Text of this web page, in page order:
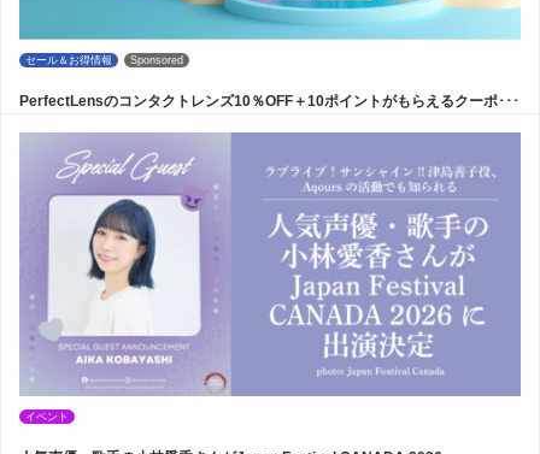
セール＆お得情報 Sponsored
PerfectLensのコンタクトレンズ10％OFF＋10ポイントがもらえるクーポ･･･
イベント